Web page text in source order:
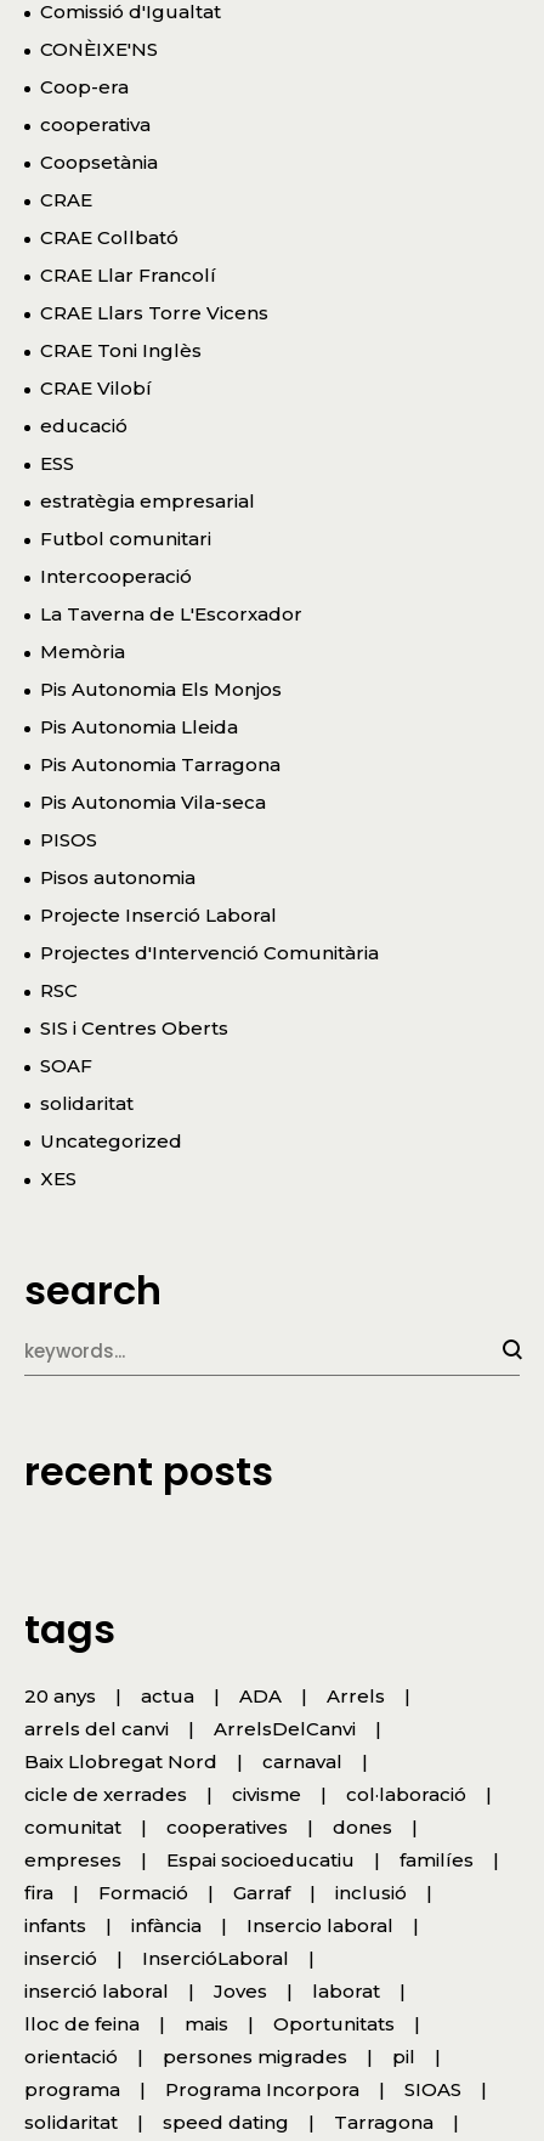
Comissió d'Igualtat
CONÈIXE'NS
Coop-era
cooperativa
Coopsetània
CRAE
CRAE Collbató
CRAE Llar Francolí
CRAE Llars Torre Vicens
CRAE Toni Inglès
CRAE Vilobí
educació
ESS
estratègia empresarial
Futbol comunitari
Intercooperació
La Taverna de L'Escorxador
Memòria
Pis Autonomia Els Monjos
Pis Autonomia Lleida
Pis Autonomia Tarragona
Pis Autonomia Vila-seca
PISOS
Pisos autonomia
Projecte Inserció Laboral
Projectes d'Intervenció Comunitària
RSC
SIS i Centres Oberts
SOAF
solidaritat
Uncategorized
XES
search
recent posts
tags
20 anys actua ADA
Arrels
arrels del canvi
ArrelsDelCanvi
Baix Llobregat Nord
carnaval
cicle de xerrades
civisme
col·laboració
comunitat
cooperatives
dones
empreses
Espai socioeducatiu
familíes
fira
Formació Garraf
inclusió
infants
infància
Insercio laboral
inserció
InsercióLaboral
inserció laboral
Joves
laborat
lloc de feina
mais
Oportunitats
orientació
persones migrades
pil
programa
Programa Incorpora
SIOAS
solidaritat
speed dating
Tarragona